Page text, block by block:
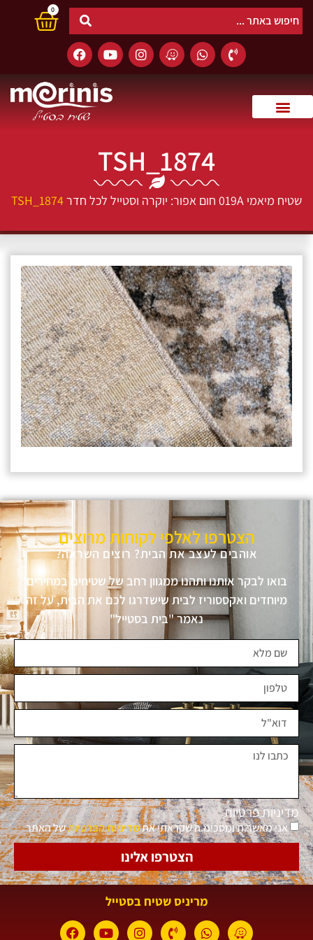
0
TSH_1874
שטיח מיאמי 019A חום אפור: יוקרה וסטייל לכל חדר TSH_1874
הצטרפו לאלפי לקוחות מרוצים
אוהבים לעצב את הבית? רוצים השראה?
בואו לבקר אותנו ותהנו ממגוון רחב של שטיחים במחירים
מיוחדים ואקססוריז לבית שישדרגו לכם את הבית, על זה
נאמר "בית בסטייל"
מדיניות פרטיות
אני מאשר.ת ומסכימ.ה שקראתי אתמדיניות הפרטיותשל האתר
הצטרפו אלינו
מריניס שטיח בסטייל